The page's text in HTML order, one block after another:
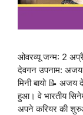
ओवरव्यू जन्म: 2
देवगन उपनाम: अजय
मिनी बायो 📝
हुआ। वे भारतीय
अपने करियर की